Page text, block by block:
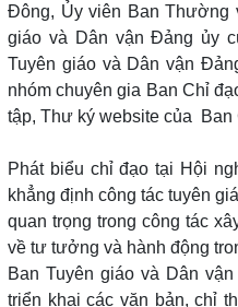
Đông, Ủy viên Ban Thường
giáo và Dân vận Đảng ủy
Tuyên giáo và Dân vận
nhóm chuyên gia Ban Chỉ
tập, Thư ký website của Ban
Phát biểu chỉ đạo tại Hội
khẳng định công tác tuyên
quan trọng trong công tác
về tư tưởng và hành động
Ban Tuyên giáo và Dân
triển khai các văn bản, chỉ